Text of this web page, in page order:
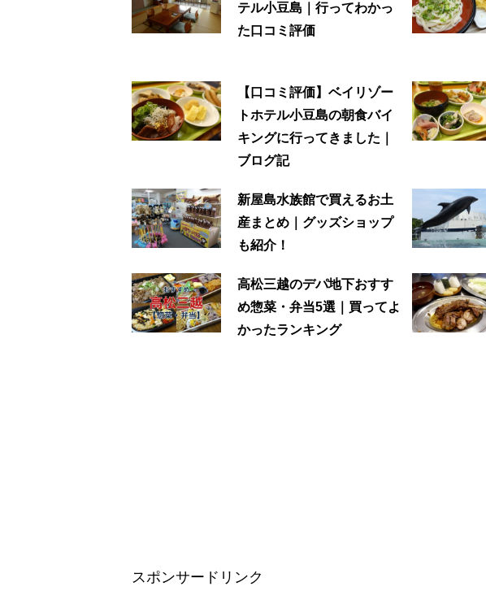
テル小豆島｜行ってわかっ
た口コミ評価
【口コミ評価】ベイリゾー
トホテル小豆島の朝食バイ
キングに行ってきました｜
ブログ記
新屋島水族館で買えるお土
産まとめ｜グッズショップ
も紹介！
高松三越のデパ地下おすす
め惣菜・弁当5選｜買ってよ
かったランキング
スポンサードリンク